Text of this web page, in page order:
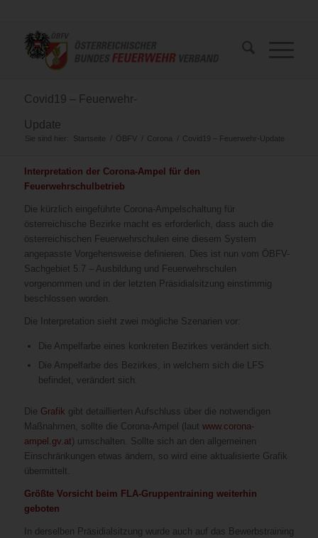
Covid19 – Feuerwehr-
Update
Sie sind hier: Startseite / ÖBFV / Corona / Covid19 – Feuerwehr-Update
Interpretation der Corona-Ampel für den
Feuerwehrschulbetrieb
Die kürzlich eingeführte Corona-Ampelschaltung für
österreichische Bezirke macht es erforderlich, dass auch die
österreichischen Feuerwehrschulen eine diesem System
angepasste Vorgehensweise definieren. Dies ist nun vom ÖBFV-
Sachgebiet 5.7 – Ausbildung und Feuerwehrschulen
vorgenommen und in der letzten Präsidialsitzung einstimmig
beschlossen worden.
Die Interpretation sieht zwei mögliche Szenarien vor:
Die Ampelfarbe eines konkreten Bezirkes verändert sich.
Die Ampelfarbe des Bezirkes, in welchem sich die LFS
befindet, verändert sich.
Die Grafik gibt detaillierten Aufschluss über die notwendigen
Maßnahmen, sollte die Corona-Ampel (laut www.corona-
ampel.gv.at) umschalten. Sollte sich an den allgemeinen
Einschränkungen etwas ändern, so wird eine aktualisierte Grafik
übermittelt.
Größte Vorsicht beim FLA-Gruppentraining weiterhin
geboten
In derselben Präsidialsitzung wurde auch auf das Bewerbstraining